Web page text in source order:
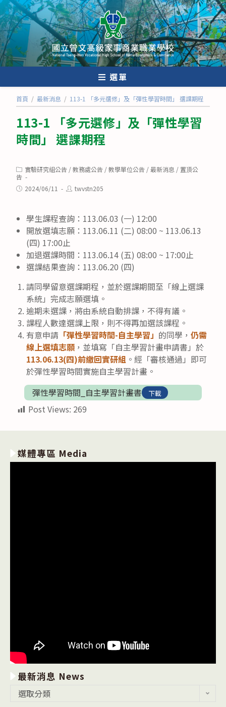
跳
轉
至
主
要
內
選單
首頁 / 最新消息 / 113-1 「多元選修」及「彈性學習時間」 選課期程
113-1 「多元選修」及「彈性學習
時間」 選課期程
Post
category:
實驗研究組公告 /教務處公告 /教學單位公告 /最新消息 / 置頂公
告
Post2024/06/11
Posttwvstn205
學生課程查詢：113.06.03 (一) 12:00
開放選填志願：113.06.11 (二) 08:00 ~ 113.06.13
(四) 17:00止
加退選課時間：113.06.14 (五) 08:00 ~ 17:00止
選課結果查詢：113.06.20 (四)
請同學留意選課期程，並於選課期間至「線上選課
系統」完成志願選填。
逾期未選課，將由系統自動排課，不得有議。
課程人數達選課上限，則不得再加選該課程。
有意申請 「彈性學習時間-自主學習」 的同學， 仍需
線上選填志願 ，並填寫「自主學習計畫申請書」於
113.06.13(四)前繳回實研組 。經「審核通過」即可
於彈性學習時間實施自主學習計畫。
彈性學習時間_自主學習計畫書
下載
Post Views: 269
媒體專區 Media
最新消息 News
選取分類